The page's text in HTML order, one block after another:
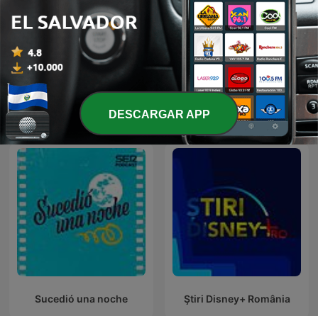
Midnight Video La Que Buena FM 116
Más podcasts internacionales de Cine y TV
Sucedió una noche Ştiri Disney+ România
DESCARGAR APP